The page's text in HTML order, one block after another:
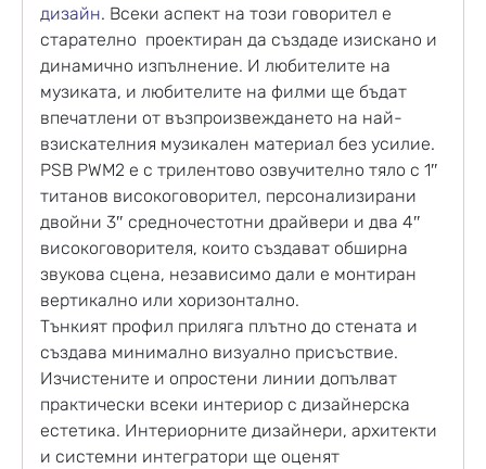
дизайн. Всеки аспект на този говорител е
старателно проектиран да създаде изискано и
динамично изпълнение. И любителите на
музиката, и любителите на филми ще бъдат
впечатлени от възпроизвеждането на най-
взискателния музикален материал без усилие.
PSB PWM2 е с трилентово озвучително тяло с 1″
титанов високоговорител, персонализирани
двойни 3″ средночестотни драйвери и два 4″
високоговорителя, които създават обширна
звукова сцена, независимо дали е монтиран
вертикално или хоризонтално.
Тънкият профил приляга плътно до стената и
създава минимално визуално присъствие.
Изчистените и опростени линии допълват
практически всеки интериор с дизайнерска
естетика. Интериорните дизайнери, архитекти
и системни интегратори ще оценят